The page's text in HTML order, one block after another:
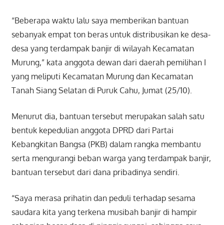
“Beberapa waktu lalu saya memberikan bantuan
sebanyak empat ton beras untuk distribusikan ke desa-
desa yang terdampak banjir di wilayah Kecamatan
Murung,” kata anggota dewan dari daerah pemilihan I
yang meliputi Kecamatan Murung dan Kecamatan
Tanah Siang Selatan di Puruk Cahu, Jumat (25/10).
Menurut dia, bantuan tersebut merupakan salah satu
bentuk kepedulian anggota DPRD dari Partai
Kebangkitan Bangsa (PKB) dalam rangka membantu
serta mengurangi beban warga yang terdampak banjir,
bantuan tersebut dari dana pribadinya sendiri.
“Saya merasa prihatin dan peduli terhadap sesama
saudara kita yang terkena musibah banjir di hampir